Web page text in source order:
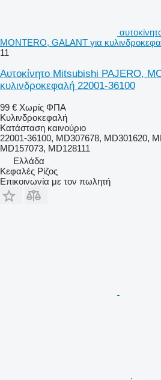
MONTERO, GALANT για
11
Αυτοκίνητο Mitsubishi PAJERO,
κυλινδροκεφαλή 22001-36100
99 € Χωρίς ΦΠΑ
Κυλινδροκεφαλή
Κατάσταση καινούριο
22001-36100, MD307678, MD301620,
MD157073, MD128111
Ελλάδα
Κεφαλές Ρίζος
Επικοινωνία με τον πωλητή